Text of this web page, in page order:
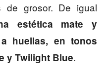
de grosor. De igual
estética mate y
huellas, en tonos
y Twilight Blue.